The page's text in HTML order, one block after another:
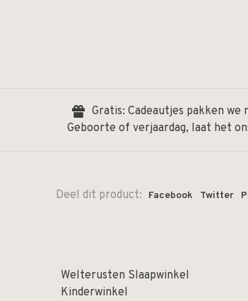
Gratis: Cadeautjes pakken we
Geboorte of verjaardag, laat het
Deel dit product: Facebook Twitter
Welterusten Slaapwinkel
Kinderwinkel